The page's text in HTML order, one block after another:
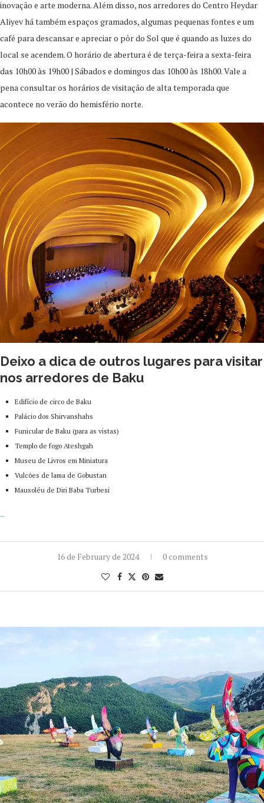
inovação e arte moderna. Além disso, nos arredores do Centro Heydar
Aliyev há também espaços gramados, algumas pequenas fontes e um
café para descansar e apreciar o pôr do Sol que é quando as luzes do
local se acendem. O horário de abertura é de terça-feira a sexta-feira
das 10h00 às 19h00 | Sábados e domingos das 10h00 às 18h00. Vale a
pena consultar os horários de visitação de alta temporada que
acontece no verão do hemisfério norte.
Deixo a dica de outros lugares para visitar
nos arredores de Baku
Edifício de circo de Baku
Palácio dos Shirvanshahs
Funicular de Baku (para as vistas)
Templo de fogo Ateshgah
Museu de Livros em Miniatura
Vulcões de lama de Gobustan
Mausoléu de Diri Baba Turbesi
–
16 de February de 2024 0 comments